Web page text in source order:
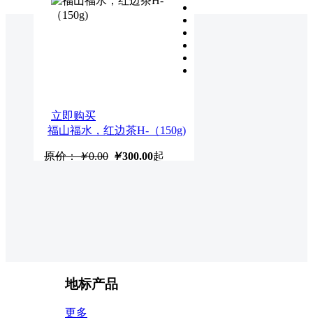
立即购买
福山福水，红边茶H-（150g)
原价：￥0.00 ￥300.00起
立即购买
地标产品
更多